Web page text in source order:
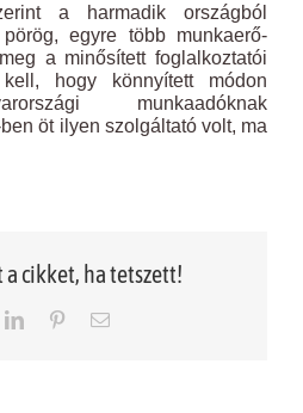
a harmadik országból
egyre több munkaerő-
a minősített foglalkoztatói
hogy könnyített módon
munkaadóknak
öt ilyen szolgáltató volt, ma
a cikket, ha tetszett!
LinkedInPinterestEmail